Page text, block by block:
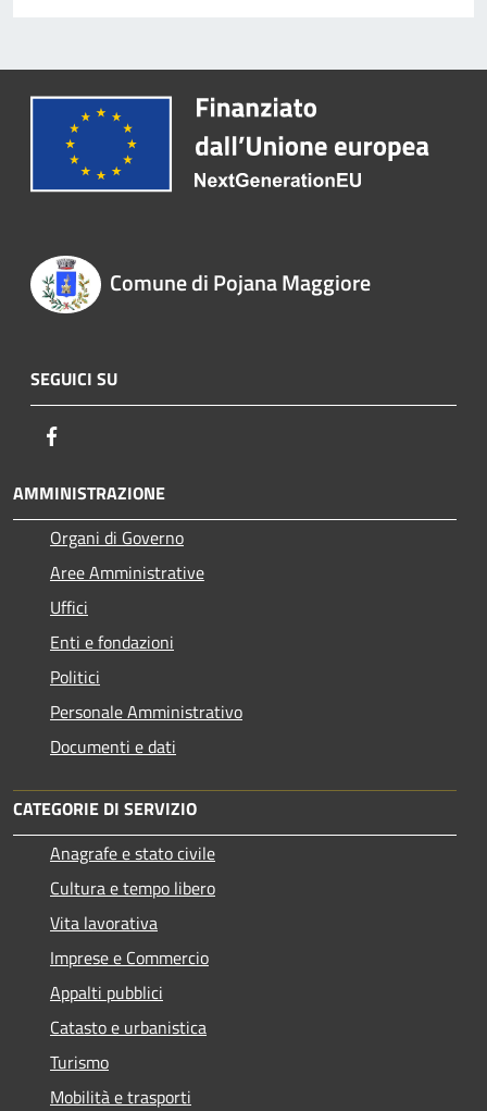
Comune di Pojana Maggiore
SEGUICI SU
AMMINISTRAZIONE
Organi di Governo
Aree Amministrative
Uffici
Enti e fondazioni
Politici
Personale Amministrativo
Documenti e dati
CATEGORIE DI SERVIZIO
Anagrafe e stato civile
Cultura e tempo libero
Vita lavorativa
Imprese e Commercio
Appalti pubblici
Catasto e urbanistica
Turismo
Mobilità e trasporti